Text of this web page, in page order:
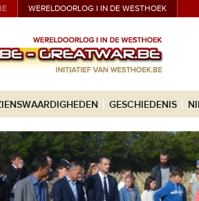
WERELDOORLOG I IN DE WESTHOEK
GESCHIEDENIS